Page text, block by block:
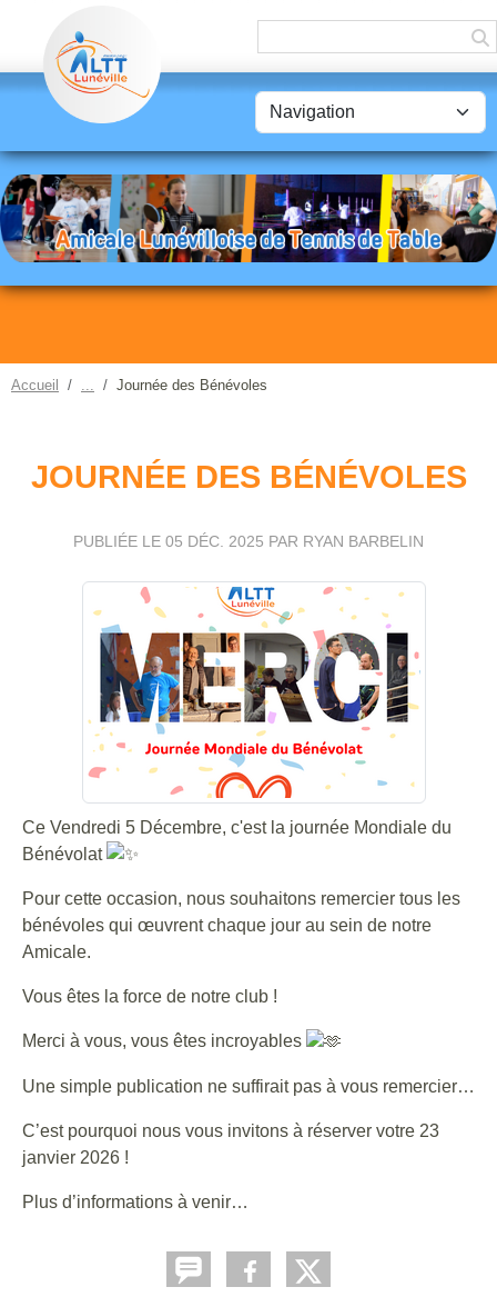
Accueil Journée des Bénévoles
JOURNÉE DES BÉNÉVOLES
PUBLIÉE LE 05 DÉC. 2025 PAR RYAN BARBELIN
Ce Vendredi 5 Décembre, c'est la journée Mondiale du
Bénévolat
Pour cette occasion, nous souhaitons remercier tous les
bénévoles qui œuvrent chaque jour au sein de notre
Amicale.
Vous êtes la force de notre club !
Merci à vous, vous êtes incroyables
Une simple publication ne suffirait pas à vous remercier…
C’est pourquoi nous vous invitons à réserver votre 23
janvier 2026 !
Plus d’informations à venir…